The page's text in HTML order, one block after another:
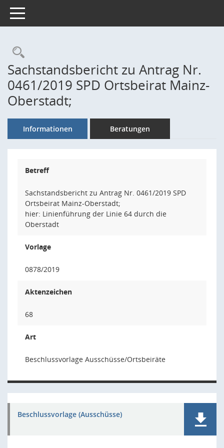
Toggle navigation
Rechercheauswahl
Sachstandsbericht zu Antrag Nr.
0461/2019 SPD Ortsbeirat Mainz-
Oberstadt;
Informationen Beratungen
Betreff
Sachstandsbericht zu Antrag Nr. 0461/2019 SPD
Ortsbeirat Mainz-Oberstadt;
hier: Linienführung der Linie 64 durch die
Oberstadt
Vorlage
0878/2019
Aktenzeichen
68
Art
Beschlussvorlage Ausschüsse/Ortsbeiräte
Beschlussvorlage (Ausschüsse)